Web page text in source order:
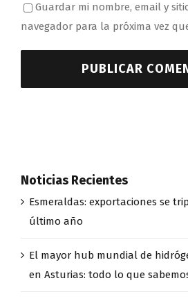
Guardar mi nombre, email y
navegador para la próxima vez
Noticias Recientes
Esmeraldas: exportaciones se
último año
El mayor hub mundial de
en Asturias: todo lo que